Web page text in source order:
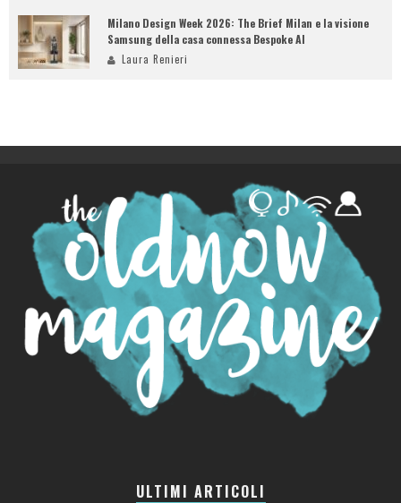
Milano Design Week 2026: The Brief Milan e la visione
Samsung della casa connessa Bespoke AI
Laura Renieri
ULTIMI ARTICOLI